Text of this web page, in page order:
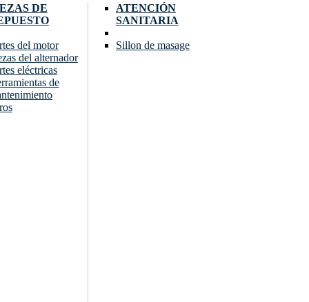
DE
del motor
del alternador
eléctricas
de
ATENCIÓN
SANITARIA
Sillon de masage